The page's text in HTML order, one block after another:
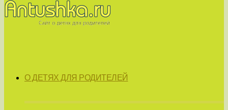
О ДЕТЯХ ДЛЯ РОДИТЕЛЕЙ